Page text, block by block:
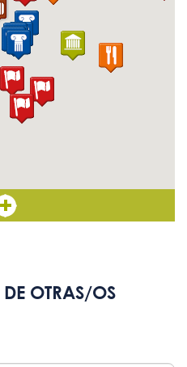
OTRAS/OS